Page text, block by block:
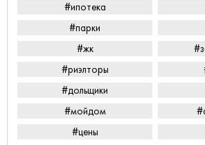
#ипотека
#парки
#жк
#риэлторы
#дольщики
#мойдом
#цены